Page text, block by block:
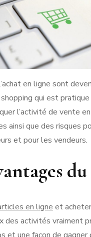
en ligne sont
qui est
l’activité de vente
ainsi que des risques
et pour les vendeurs.
en ligne et
des activités vraiment
et une façon de gagner